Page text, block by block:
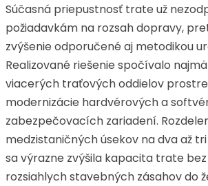
Súčasná priepustnosť trate už
požiadavkám na rozsah dopravy,
zvýšenie odporučené aj metodikou
Realizované riešenie spočívalo
viacerých traťových oddielov
modernizácie hardvérových a
zabezpečovacích zariadení.
medzistaničných úsekov na dva až
sa výrazne zvýšila kapacita trate
rozsiahlych stavebných zásahov do